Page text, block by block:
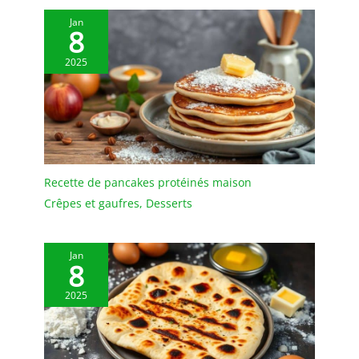
table a un design
classique et simple et
peut être utilisée avec les
couverts existants. De
plus, son design
ergonomique est
agréable à utiliser.
【Lave-vaisselle 】Ces
cuillères à café sont à la
fois lavables à la main et
au lave-vaisselle. Les
petites cuillères ont une
Pour protéger les
cuillères, n'utilisez pas
de brosse métallique ou
d'autres outils de
nettoyage durs pour
nettoyer les cuillères.
【Utilisation
Jan
8
2025
Recette de pancakes protéinés maison
Crêpes et gaufres, Desserts
Jan
8
2025